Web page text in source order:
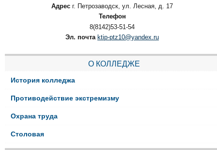
Адрес г. Петрозаводск, ул. Лесная, д. 17
Телефон
8(8142)53-51-54
Эл. почта ktip-ptz10@yandex.ru
О КОЛЛЕДЖЕ
История колледжа
Противодействие экстремизму
Охрана труда
Столовая